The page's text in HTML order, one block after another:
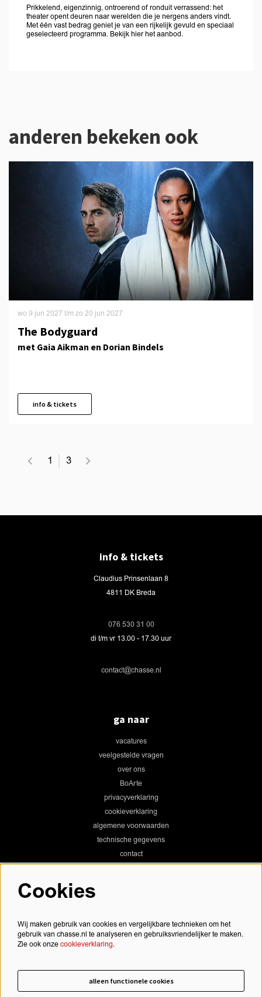
Prikkelend, eigenzinnig, ontroerend of ronduit verrassend: het
theater opent deuren naar werelden die je nergens anders vindt.
Met één vast bedrag geniet je van een rijkelijk gevuld en speciaal
geselecteerd programma. Bekijk hier het aanbod.
anderen bekeken ook
The Bodyguard
met Gaia Aikman en Dorian Bindels
wo 9 jun 2027 t/m zo 20 jun 2027
info & tickets
1 3
info & tickets
Claudius Prinsenlaan 8
4811 DK Breda
076 530 31 00
di t/m vr 13.00 - 17.30 uur
contact@chasse.nl
ga naar
vacatures
veelgestelde vragen
over ons
BoArte
privacyverklaring
cookieverklaring
algemene voorwaarden
technische gegevens
contact
Cookies
Wij maken gebruik van cookies en vergelijkbare technieken om het
gebruik van chasse.nl te analyseren en gebruiksvriendelijker te maken.
Zie ook onze cookieverklaring.
alleen functionele cookies